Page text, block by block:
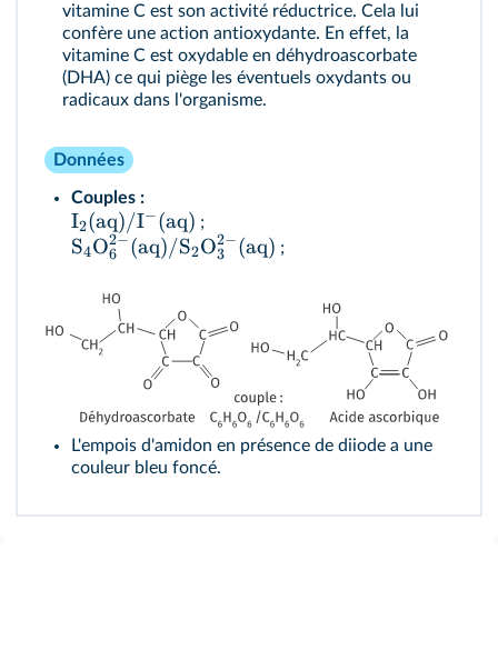
vitamine C est son activité réductrice. Cela lui
confère une action antioxydante. En effet, la
vitamine C est oxydable en déhydroascorbate
(DHA) ce qui piège les éventuels oxydants ou
radicaux dans l'organisme.
Données
Couples :
I2(aq)/I−(aq) ;
S4O6
2−(aq)/S2O3
2−(aq) ;
L'empois d'amidon en présence de diiode a une
couleur bleu foncé.